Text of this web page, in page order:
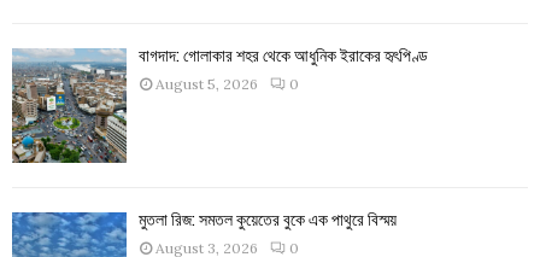
বাগদাদ: গোলাকার শহর থেকে আধুনিক ইরাকের হৃৎপিণ্ড
August 5, 2026 0
মুতলা রিজ: সমতল কুয়েতের বুকে এক পাথুরে বিস্ময়
August 3, 2026 0